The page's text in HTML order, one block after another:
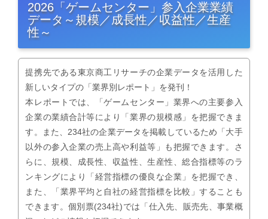
2026「ゲームセンター」参入企業業績
データ～規模／成長性／収益性／生産
性～
提携先である東京商工リサーチの企業データを活用した
新しいタイプの「業界別レポート」を発刊！
本レポートでは、「ゲームセンター」業界への主要参入
企業の業績合計等により「業界の規模感」を把握できま
す。また、234社の企業データを掲載しているため「大手
以外の参入企業の売上高や利益等」も把握できます。さ
らに、規模、成長性、収益性、生産性、総合指標等のラ
ンキングにより「経営指標の優良な企業」を把握でき、
また、「業界平均と自社の経営指標を比較」することも
できます。個別票(234社)では「仕入先、販売先、事業概